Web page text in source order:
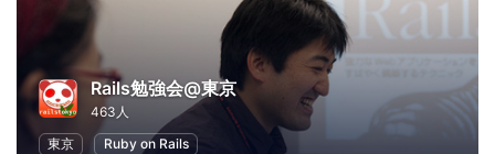
Rails勉強会@東京
463人
東京
Ruby on Rails